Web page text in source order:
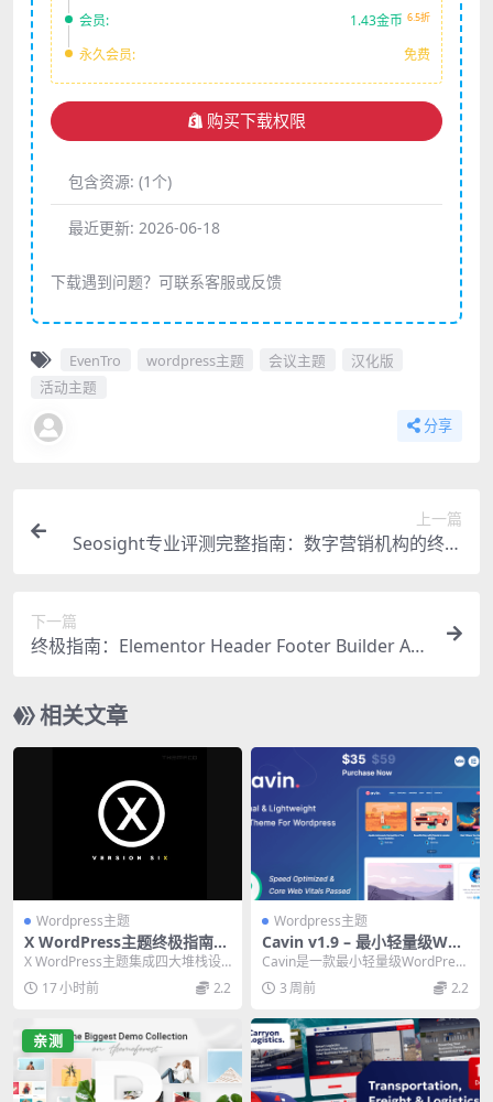
会员: 1.43金币 6.5折
永久会员: 免费
购买下载权限
包含资源: (1个)
最近更新: 2026-06-18
下载遇到问题？可联系客服或反馈
EvenTro wordpress主题 会议主题
汉化版
活动主题
分享
上一篇
Seosight专业评测完整指南：数字营销机构的终极
下一篇
终极指南：Elementor Header Footer Builder Ad
相关文章
Wordpress主题
X WordPress主题终极指南：
X Pro v6.5.8完整功能解析
X WordPress主题集成四大堆栈设
计，一次购买多种风格。本文深度
解析X主题...
17 小时前 2.2
Wordpress主题
Cavin v1.9 – 最小轻量级Wor
dPress博客主题，必备个人博
客利器
Cavin是一款最小轻量级WordPress
博客主题，通过Google Core...
3 周前 2.2
亲测